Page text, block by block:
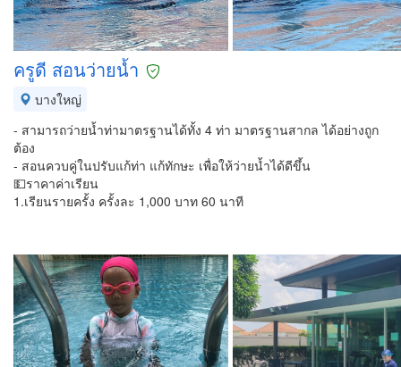
ครูดี สอนว่ายน้ำ
บางใหญ่
- สามารถว่ายน้ำท่ามาตรฐานได้ทั้ง 4 ท่า มาตรฐานสากล ได้อย่างถูก
ต้อง
- สอนควบคู่ในปรับแก้ท่า แก้ทักษะ เพื่อให้ว่ายน้ำได้ดีขึ้น
💵ราคาค่าเรียน
1.เรียนรายครั้ง ครั้งละ 1,000 บาท 60 นาที